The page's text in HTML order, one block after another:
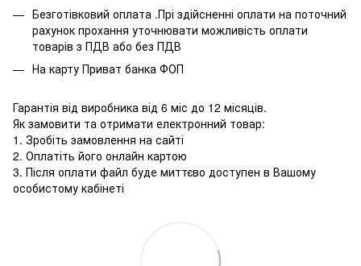
Безготівковий оплата .Прі здійсненні оплати на поточний
рахунок прохання уточнювати можливість оплати
товарів з ПДВ або без ПДВ
На карту Приват банка ФОП
Гарантія від виробника від 6 міс до 12 місяців.
Як замовити та отримати електронний товар:
1. Зробіть замовлення на сайті
2. Оплатіть його онлайн картою
3. Після оплати файл буде миттєво доступен в Вашому
особистому кабінеті